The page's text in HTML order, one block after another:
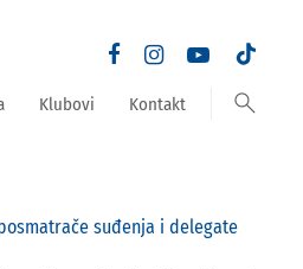
Klubovi Kontakt search
suđenja i delegate